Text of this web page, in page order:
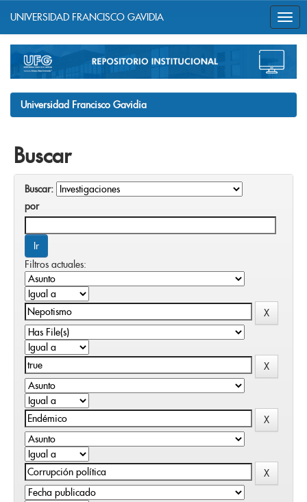
navigation
UNIVERSIDAD FRANCISCO GAVIDIA
Universidad Francisco Gavidia
Buscar
Buscar:
por
Filtros actuales: